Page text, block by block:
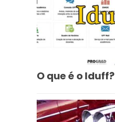
O que é o Iduff?